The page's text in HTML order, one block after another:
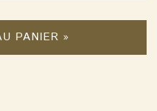
PANIER »